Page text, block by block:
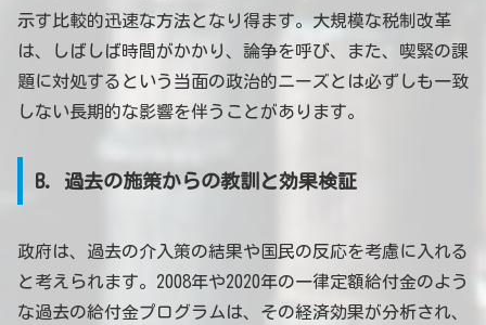
示す比較的迅速な方法となり得ます。大規模な税制改革
は、しばしば時間がかかり、論争を呼び、また、喫緊の課
題に対処するという当面の政治的ニーズとは必ずしも一致
しない長期的な影響を伴うことがあります。
B. 過去の施策からの教訓と効果検証
政府は、過去の介入策の結果や国民の反応を考慮に入れる
と考えられます。2008年や2020年の一律定額給付金のよう
な過去の給付金プログラムは、その経済効果が分析され、